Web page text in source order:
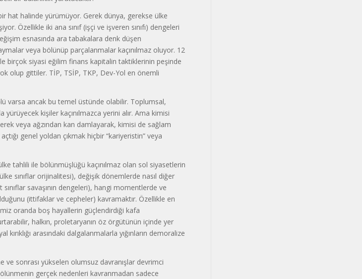
hat halinde yürümüyor. Gerek dünya, gerekse ülke
Özellikle iki ana sınıf (işçi ve işveren sınıfı) dengeleri
esnasında ara tabakalara denk düşen
veya bölünüp parçalanmalar kaçınılmaz oluyor. 12
birçok siyasi eğilim finans kapitalin taktiklerinin peşinde
olup gittiler. TİP, TSİP, TKP, Dev-Yol en önemli
varsa ancak bu temel üstünde olabilir. Toplumsal,
kişiler kaçınılmazca yerini alır. Ama kimisi
veya ağzından kan damlayarak, kimisi de sağlam
genel yoldan çıkmak hiçbir “kariyeristin” veya
tahlili ile bölünmüşlüğü kaçınılmaz olan sol siyasetlerin
sınıflar orijinalitesi), değişik dönemlerde nasıl diğer
savaşının dengeleri), hangi momentlerde ve
(ittifaklar ve cepheler) kavramaktır. Özellikle en
oranda boş hayallerin güçlendirdiği kafa
halkın, proletaryanın öz örgütünün içinde yer
kırıklığı arasındaki dalgalanmalarla yığınların demoralize
sonrası yükselen olumsuz davranışlar devrimci
gerçek nedenleri kavranmadan sadece